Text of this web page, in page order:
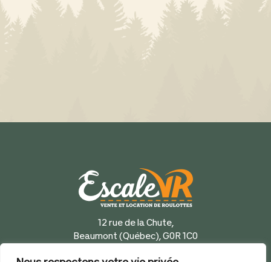
12 rue de la Chute,
Beaumont (Québec), G0R 1C0
418 833-5777